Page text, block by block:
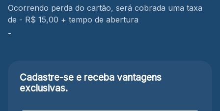
Ocorrendo perda do cartão, será cobrada uma taxa
de - R$ 15,00 + tempo de abertura
-
Cadastre-se e receba vantagens
exclusivas.